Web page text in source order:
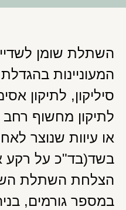
השתלת שומן
המעוניינות
סיליקון, לתיקון
לתיקון מחשוף רחב
או עיוות שנוצר
בשד(בד"כ על רקע
הצלחת השתלת
במספר גורמים,